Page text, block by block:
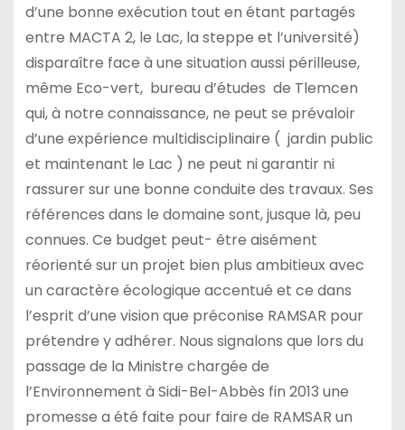
d’une bonne exécution tout en étant partagés
entre MACTA 2, le Lac, la steppe et l’université)
disparaître face à une situation aussi périlleuse,
même Eco-vert, bureau d’études de Tlemcen
qui, à notre connaissance, ne peut se prévaloir
d’une expérience multidisciplinaire ( jardin public
et maintenant le Lac ) ne peut ni garantir ni
rassurer sur une bonne conduite des travaux. Ses
références dans le domaine sont, jusque là, peu
connues. Ce budget peut- être aisément
réorienté sur un projet bien plus ambitieux avec
un caractère écologique accentué et ce dans
l’esprit d’une vision que préconise RAMSAR pour
prétendre y adhérer. Nous signalons que lors du
passage de la Ministre chargée de
l’Environnement à Sidi-Bel-Abbès fin 2013 une
promesse a été faite pour faire de RAMSAR un